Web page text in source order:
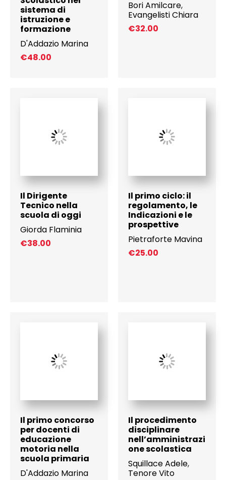
sistema di
istruzione e
formazione
D'Addazio Marina
€48.00
Bori Amilcare,
Evangelisti Chiara
€32.00
Il Dirigente
Tecnico nella
scuola di oggi
Giorda Flaminia
€38.00
Il primo ciclo: il
regolamento, le
Indicazioni e le
prospettive
Pietraforte Mavina
€25.00
Il primo concorso
per docenti di
educazione
motoria nella
scuola primaria
D'Addazio Marina
Il procedimento
disciplinare
nell’amministrazi
one scolastica
Squillace Adele,
Tenore Vito